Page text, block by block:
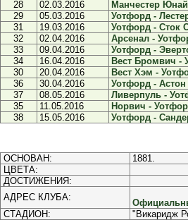
28
02.03.2016
Манчестер
29
05.03.2016
Уотфорд -
31
19.03.2016
Уотфорд - Сток
32
02.04.2016
Арсенал -
33
09.04.2016
Уотфорд -
34
16.04.2016
Вест Бромвич -
30
20.04.2016
Вест Хэм -
36
30.04.2016
Уотфорд -
37
08.05.2016
Ливерпуль -
35
11.05.2016
Норвич -
38
15.05.2016 Уотфорд -
ОСНОВАН:
1881.
ЦВЕТА:
ДОСТИЖЕНИЯ:
АДРЕС КЛУБА:
СТАДИОН:
"Викаридж